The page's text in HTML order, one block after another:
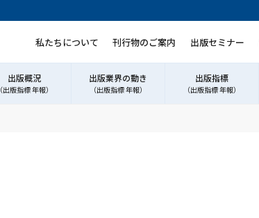
私たちについて 刊行物のご案内 出版セミナー
出版概況
（出版指標 年報）
出版業界の動き
（出版指標 年報）
出版指標
（出版指標 年報）